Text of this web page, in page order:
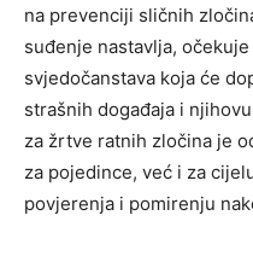
na prevenciji sličnih
suđenje nastavlja,
svjedočanstava koja će
strašnih događaja i
za žrtve ratnih zločina je
za pojedince, već i za
povjerenja i pomirenju